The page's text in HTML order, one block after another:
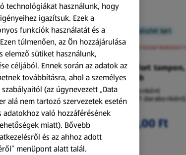
Amíg a készlet tart
XXL
O.B.
Procomfort tampon,
64 darab
64 darabonként
(59,36 Ft/1 darabonként)
3 799,00 Ft
Amíg a készlet tart
XXL
A termék nem érkezett meg!
Procomfort tampon,
54 darab
54 darabonként
(62,94 Ft/1 darabonként)
3 399,00 Ft
technológiákat használunk, hogy
igazítsuk. Ezek a
funkciók használatát és a
túlmenően, az Ön hozzájárulása
elemző sütiket használunk,
céljából. Ennek során az adatok az
továbbításra, ahol a személyes
(az úgynevezett „Data
alá nem tartozó szervezetek esetén
való hozzáférésének
miatt). Bővebb
és az ahhoz adott
menüpont alatt talál.